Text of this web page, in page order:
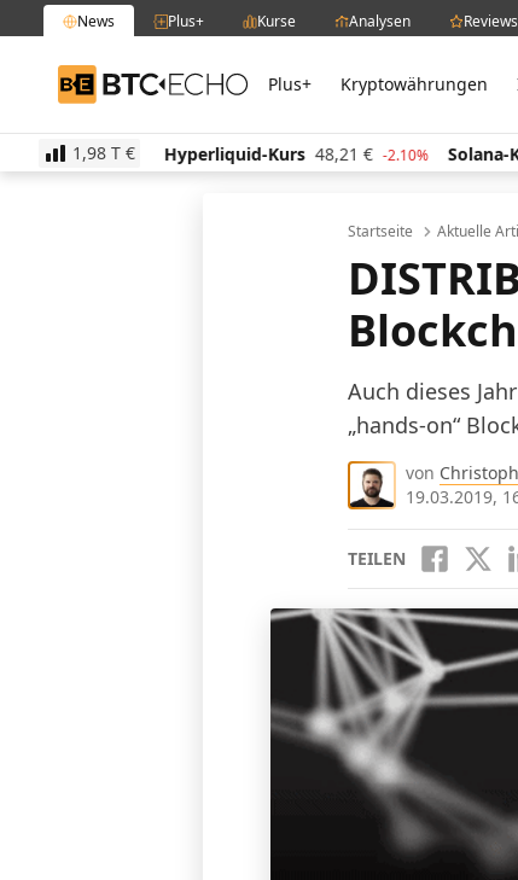
News Plus+ Kurse Analysen Reviews
BTC-ECHO Plus+ Kryptowährungen
1,98 T €
-0.20% Hyperliquid-Kurs 48,21 € -2.10% Solana-Kurs 62,87
Startseite Aktuelle
Auch dieses
„hands-on“
von
19.03.2019,
TEILEN